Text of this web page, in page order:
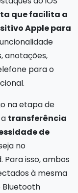
que facilita a
Apple para
anotações,
para o
na etapa de
transferência
de
no
Para isso, ambos
à mesma
Bluetooth